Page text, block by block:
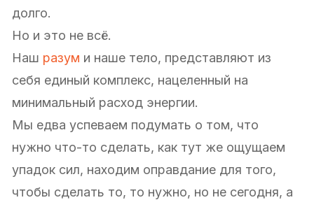
долго.
Но и это не всё.
Наш разум и наше тело, представляют из
себя единый комплекс, нацеленный на
минимальный расход энергии.
Мы едва успеваем подумать о том, что
нужно что-то сделать, как тут же ощущаем
упадок сил, находим оправдание для того,
чтобы сделать то, то нужно, но не сегодня, а